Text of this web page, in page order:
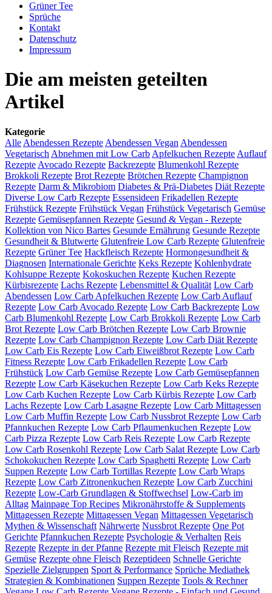
Grüner Tee
Sprüche
Kontakt
Datenschutz
Impressum
Die am meisten geteilten
Artikel
Kategorie
Alle Abendessen Rezepte Abendessen Vegan Abendessen
Vegetarisch Abnehmen mit Low Carb Apfelkuchen Rezepte Auflauf
Rezepte Avocado Rezepte Backrezepte Blumenkohl Rezepte
Brokkoli Rezepte Brot Rezepte Brötchen Rezepte Champignon
Rezepte Darm & Mikrobiom Diabetes & Prä-Diabetes Diät Rezepte
Diverse Low Carb Rezepte Essensideen Frikadellen Rezepte
Frühstück Rezepte Frühstück Vegan Frühstück Vegetarisch Gemüse
Rezepte Gemüsepfannen Rezepte Gesund & Vegan - Rezepte
Kollektion von Nico Bartes Gesunde Ernährung Gesunde Rezepte
Gesundheit & Blutwerte Glutenfreie Low Carb Rezepte Glutenfreie
Rezepte Grüner Tee Hackfleisch Rezepte Hormongesundheit &
Diagnosen Internationale Gerichte Keks Rezepte Kohlenhydrate
Kohlsuppe Rezepte Kokoskuchen Rezepte Kuchen Rezepte
Kürbisrezepte Lachs Rezepte Lebensmittel & Qualität Low Carb
Abendessen Low Carb Apfelkuchen Rezepte Low Carb Auflauf
Rezepte Low Carb Avocado Rezepte Low Carb Backrezepte Low
Carb Blumenkohl Rezepte Low Carb Brokkoli Rezepte Low Carb
Brot Rezepte Low Carb Brötchen Rezepte Low Carb Brownie
Rezepte Low Carb Champignon Rezepte Low Carb Diät Rezepte
Low Carb Eis Rezepte Low Carb Eiweißbrot Rezepte Low Carb
Fitness Rezepte Low Carb Frikadellen Rezepte Low Carb
Frühstück Low Carb Gemüse Rezepte Low Carb Gemüsepfannen
Rezepte Low Carb Käsekuchen Rezepte Low Carb Keks Rezepte
Low Carb Kuchen Rezepte Low Carb Kürbis Rezepte Low Carb
Lachs Rezepte Low Carb Lasagne Rezepte Low Carb Mittagessen
Low Carb Muffin Rezepte Low Carb Nussbrot Rezepte Low Carb
Pfannkuchen Rezepte Low Carb Pflaumenkuchen Rezepte Low
Carb Pizza Rezepte Low Carb Reis Rezepte Low Carb Rezepte
Low Carb Rosenkohl Rezepte Low Carb Salat Rezepte Low Carb
Schokokuchen Rezepte Low Carb Spaghetti Rezepte Low Carb
Suppen Rezepte Low Carb Tortillas Rezepte Low Carb Wraps
Rezepte Low Carb Zitronenkuchen Rezepte Low Carb Zucchini
Rezepte Low-Carb Grundlagen & Stoffwechsel Low-Carb im
Alltag Mainpage Top Recipes Mikronährstoffe & Supplements
Mittagessen Rezepte Mittagessen Vegan Mittagessen Vegetarisch
Mythen & Wissenschaft Nährwerte Nussbrot Rezepte One Pot
Gerichte Pfannkuchen Rezepte Psychologie & Verhalten Reis
Rezepte Rezepte in der Pfanne Rezepte mit Fleisch Rezepte mit
Gemüse Rezepte ohne Fleisch Rezeptideen Schnelle Gerichte
Spezielle Zielgruppen Sport & Performance Sprüche Mediathek
Strategien & Kombinationen Suppen Rezepte Tools & Rechner